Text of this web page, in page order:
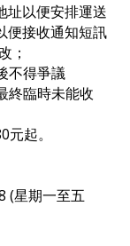
以便安排運送
接收通知短訊
；
不得爭議
終臨時未能收
起。
星期一至五